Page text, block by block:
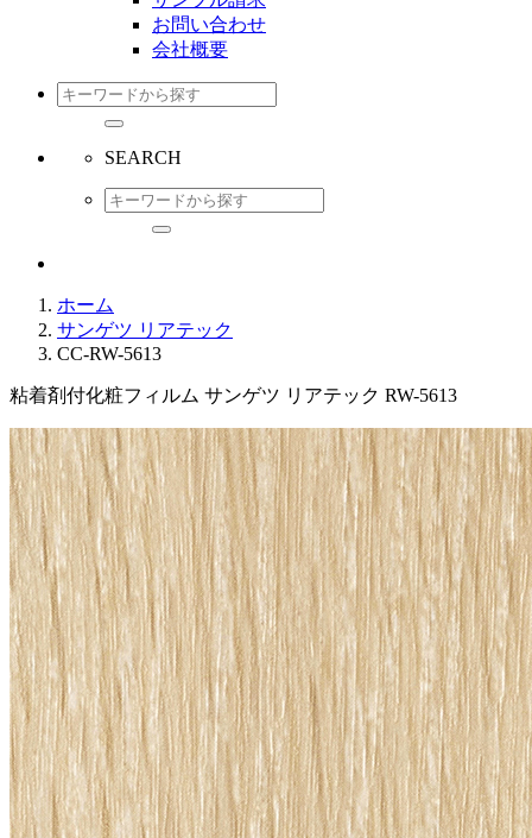
お問い合わせ
会社概要
SEARCH
ホーム
サンゲツ リアテック
CC-RW-5613
粘着剤付化粧フィルム サンゲツ リアテック RW-5613